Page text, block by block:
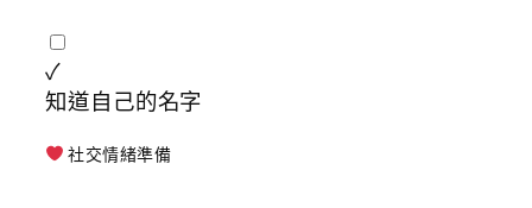
✓
知道自己的名字
社交情緒準備